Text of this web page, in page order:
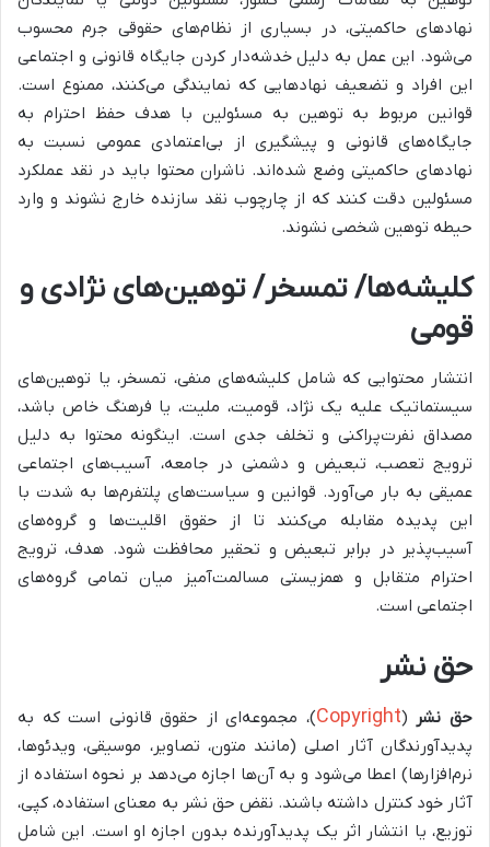
نهادهای حاکمیتی، در بسیاری از نظام‌های حقوقی جرم محسوب
می‌شود. این عمل به دلیل خدشه‌دار کردن جایگاه قانونی و اجتماعی
این افراد و تضعیف نهادهایی که نمایندگی می‌کنند، ممنوع است.
قوانین مربوط به توهین به مسئولین با هدف حفظ احترام به
جایگاه‌های قانونی و پیشگیری از بی‌اعتمادی عمومی نسبت به
نهادهای حاکمیتی وضع شده‌اند. ناشران محتوا باید در نقد عملکرد
مسئولین دقت کنند که از چارچوب نقد سازنده خارج نشوند و وارد
حیطه توهین شخصی نشوند.
کلیشه‌ها/ تمسخر/ توهین‌های نژادی و
قومی
انتشار محتوایی که شامل کلیشه‌های منفی، تمسخر، یا توهین‌های
سیستماتیک علیه یک نژاد، قومیت، ملیت، یا فرهنگ خاص باشد،
مصداق نفرت‌پراکنی و تخلف جدی است. اینگونه محتوا به دلیل
ترویج تعصب، تبعیض و دشمنی در جامعه، آسیب‌های اجتماعی
عمیقی به بار می‌آورد. قوانین و سیاست‌های پلتفرم‌ها به شدت با
این پدیده مقابله می‌کنند تا از حقوق اقلیت‌ها و گروه‌های
آسیب‌پذیر در برابر تبعیض و تحقیر محافظت شود. هدف، ترویج
احترام متقابل و همزیستی مسالمت‌آمیز میان تمامی گروه‌های
اجتماعی است.
حق نشر
حق نشر (
Copyright)، مجموعه‌ای از حقوق قانونی است که به
پدیدآورندگان آثار اصلی (مانند متون، تصاویر، موسیقی، ویدئوها،
نرم‌افزارها) اعطا می‌شود و به آن‌ها اجازه می‌دهد بر نحوه استفاده از
آثار خود کنترل داشته باشند. نقض حق نشر به معنای استفاده، کپی،
توزیع، یا انتشار اثر یک پدیدآورنده بدون اجازه او است. این شامل